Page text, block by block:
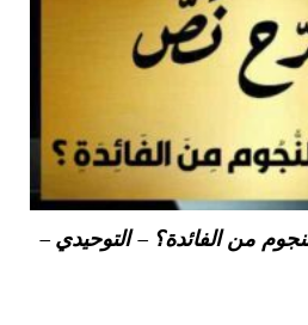
من الفائدة؟ – التوحيدي –